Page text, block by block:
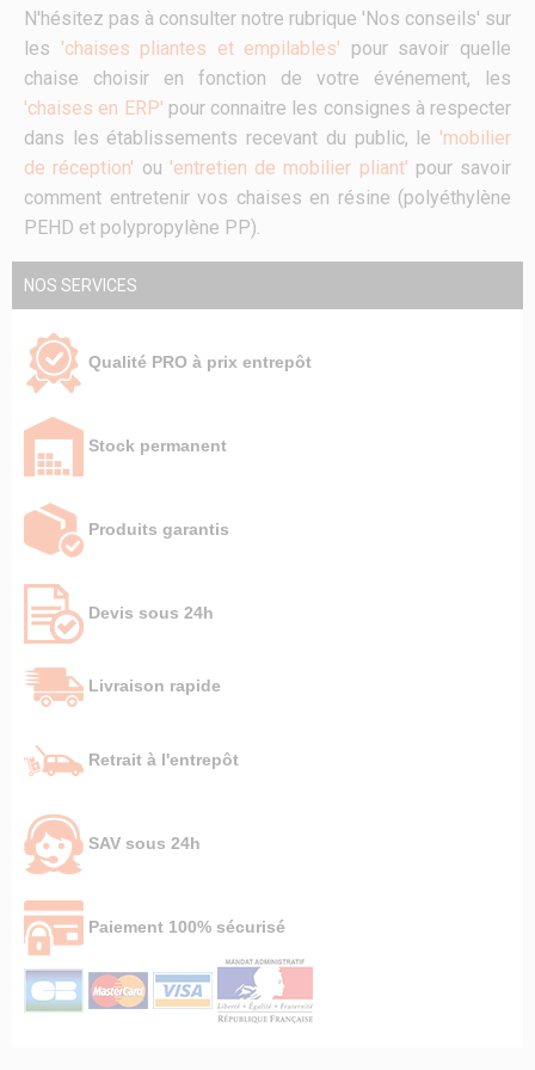
N'hésitez pas à consulter notre rubrique 'Nos conseils' sur
les 'chaises pliantes et empilables' pour savoir quelle
chaise choisir en fonction de votre événement, les
'chaises en ERP' pour connaitre les consignes à respecter
dans les établissements recevant du public, le 'mobilier
de réception' ou 'entretien de mobilier pliant' pour savoir
comment entretenir vos chaises en résine (polyéthylène
PEHD et polypropylène PP).
NOS SERVICES
Qualité PRO à prix entrepôt
Stock permanent
Produits garantis
Devis sous 24h
Livraison rapide
Retrait à l'entrepôt
SAV sous 24h
Paiement 100% sécurisé